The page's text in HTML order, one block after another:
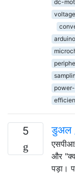
dc-
arduino
5 डुअल
और
पड़ा।